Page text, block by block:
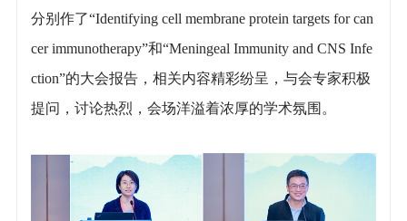
分别作了“Identifying cell membrane protein targets for can
cer immunotherapy”和“Meningeal Immunity and CNS Infe
ction”的大会报告，相关内容精彩纷呈，与会专家积极
提问，讨论热烈，会场洋溢着浓厚的学术氛围。